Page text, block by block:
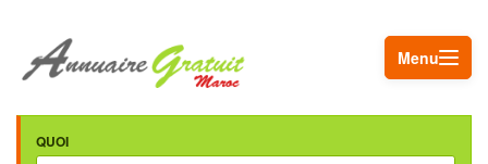
Menu
QUOI